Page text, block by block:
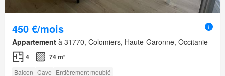
450 €/mois
Appartement à 31770, Colomiers, Haute-Garonne, Occitanie
4 74 m²
Balcon Cave Entièrement meublé